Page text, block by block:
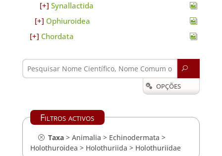
Synallactida
Ophiuroidea
Chordata
U
 OPÇÕES
Filtros activos
Taxa> Animalia > Echinodermata >
Holothuroidea > Holothuriida > Holothuriidae